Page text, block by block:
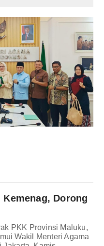
Dorong
PKK Provinsi Maluku,
Wakil Menteri Agama